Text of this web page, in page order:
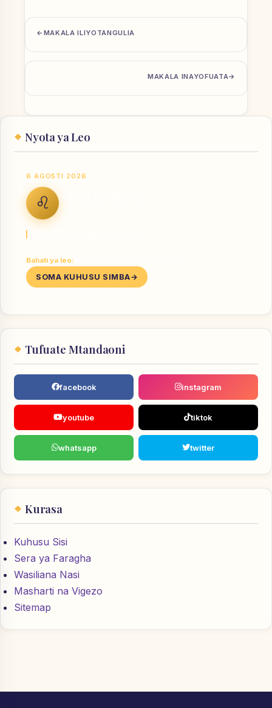
MAKALA ILIYOTANGULIA
MAKALA INAYOFUATA
Nyota ya Leo
6 AGOSTI 2026
♌
Bahati ya leo:
SOMA KUHUSU SIMBA
Tufuate Mtandaoni
facebook instagram
youtube tiktok
whatsapp twitter
Kurasa
Kuhusu Sisi
Sera ya Faragha
Wasiliana Nasi
Masharti na Vigezo
Sitemap